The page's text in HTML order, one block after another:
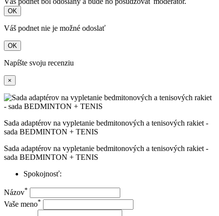
OK
Váš podnet nie je možné odoslať
OK
Napíšte svoju recenziu
×
Sada adaptérov na vypletanie bedmitonových a tenisových rakiet -
sada BEDMINTON + TENIS
Sada adaptérov na vypletanie bedmitonových a tenisových rakiet -
sada BEDMINTON + TENIS
Spokojnosť:
Názov*
Vaše meno*